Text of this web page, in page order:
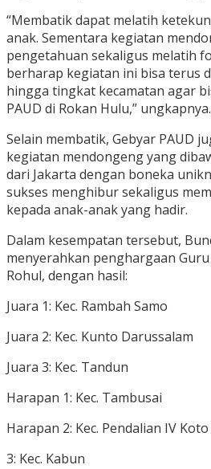
“Membatik dapat melatih
anak. Sementara kegiatan
pengetahuan sekaligus melatih
berharap kegiatan ini bisa terus
hingga tingkat kecamatan agar
PAUD di Rokan Hulu,” ungkapnya.
Selain membatik, Gebyar PAUD
kegiatan mendongeng yang
dari Jakarta dengan boneka
sukses menghibur sekaligus
kepada anak-anak yang hadir.
Dalam kesempatan tersebut,
menyerahkan penghargaan
Rohul, dengan hasil:
Juara 1: Kec. Rambah Samo
Juara 2: Kec. Kunto Darussalam
Juara 3: Kec. Tandun
Harapan 1: Kec. Tambusai
Harapan 2: Kec. Pendalian IV
3: Kec. Kabun